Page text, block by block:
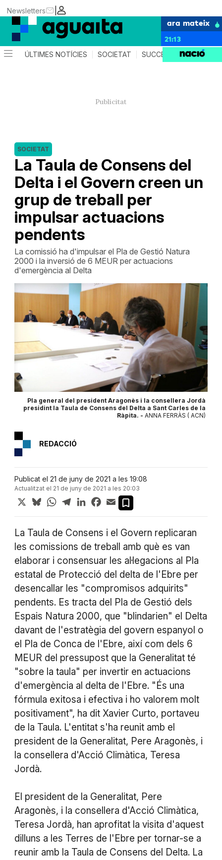
|
Newsletters
ara mateix
21:13
ÚLTIMES NOTÍCIES SOCIETAT SUCCESSOS AGENDA
La Taula de Consens del
Delta i el Govern creen un
grup de treball per
impulsar actuacions
pendents
SOCIETAT
La comissió ha d'impulsar el Pla de Gestió Natura
2000 i la inversió de 6 MEUR per actuacions
d'emergència al Delta
Pla general del president Aragonès i la consellera Jordà
presidint la Taula de Consens del Delta a Sant Carles de la
Ràpita. - ANNA FERRÀS ( ACN)
REDACCIÓ
Publicat el 21 de juny de 2021 a les 19:08
Actualitzat el 21 de juny de 2021 a les 20:03
X BlueskyWhatsApp
TelegramLinkedInFacebook
Email
La Taula de Consens i el Govern replicaran
les comissions de treball amb què es van
elaborar i consensuar les al·legacions al Pla
estatal de Protecció del delta de l'Ebre per
desencallar les "compromisos adquirits"
pendents. Es tracta del Pla de Gestió dels
Espais Natura 2000, que "blindarien" el Delta
davant de l'estratègia del govern espanyol o
el Pla de Conca de l'Ebre, així com dels 6
MEUR del pressupost que la Generalitat té
"sobre la taula" per invertir en actuacions
d'emergència al delta de l'Ebre. "És una
fórmula exitosa i efectiva i ho valorem molt
positivament", ha dit Xavier Curto, portaveu
de la Taula. L'entitat s'ha reunit amb el
president de la Generalitat, Pere Aragonès, i
la consellera d'Acció Climàtica, Teresa
Jordà.
El president de la Generalitat, Pere
Aragonès, i la consellera d'Acció Climàtica,
Teresa Jordà, han aprofitat la visita d'aquest
dilluns a les Terres de l'Ebre per tornar-se a
reunir amb la Taula de Consens del Delta. La